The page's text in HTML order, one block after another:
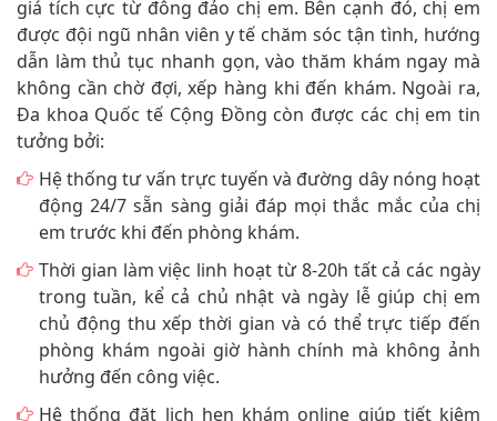
không cần chờ đợi, xếp hàng khi đến khám. Ngoài ra,
Đa khoa Quốc tế Cộng Đồng còn được các chị em tin
tưởng bởi:
Hệ thống tư vấn trực tuyến và đường dây nóng hoạt
động 24/7 sẵn sàng giải đáp mọi thắc mắc của chị
em trước khi đến phòng khám.
Thời gian làm việc linh hoạt từ 8-20h tất cả các ngày
trong tuần, kể cả chủ nhật và ngày lễ giúp chị em
chủ động thu xếp thời gian và có thể trực tiếp đến
phòng khám ngoài giờ hành chính mà không ảnh
hưởng đến công việc.
Hệ thống đặt lịch hẹn khám online giúp tiết kiệm
thời gian, tiết kiệm chi phí, lựa chọn bác sĩ chuyên
khoa và hưởng nhiều ưu đãi của phòng khám.